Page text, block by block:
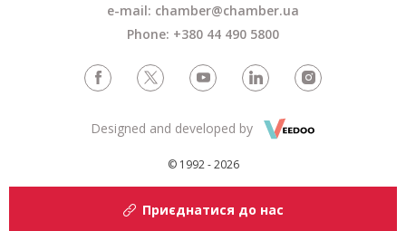
e-mail: chamber@chamber.ua
Phone: +380 44 490 5800
© 1992 - 2026
Designed and developed by
Приєднатися до нас